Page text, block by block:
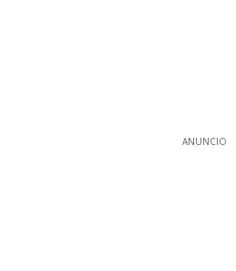
ANUNCIO